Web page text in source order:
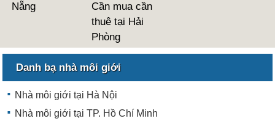
Nẵng
Cần mua cần
thuê tại Hải
Phòng
Danh bạ nhà môi giới
Nhà môi giới tại Hà Nội
Nhà môi giới tại TP. Hồ Chí Minh